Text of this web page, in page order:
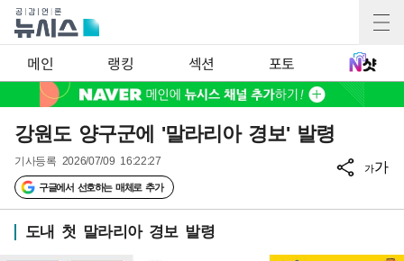
메인 랭킹 섹션 포토
강원도 양구군에 '말라리아 경보' 발령
기사등록 2026/07/09 16:22:27
구글에서 선호하는 매체로 추가
가가
도내 첫 말라리아 경보 발령